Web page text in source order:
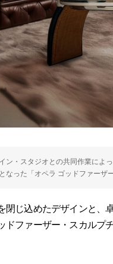
ン・スタジオとの共同作業によ
なった「オペラ ゴッドファーザ
じ込めたデザインと、
ドファーザー・スカルプ